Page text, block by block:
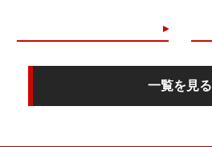
一覧を見る